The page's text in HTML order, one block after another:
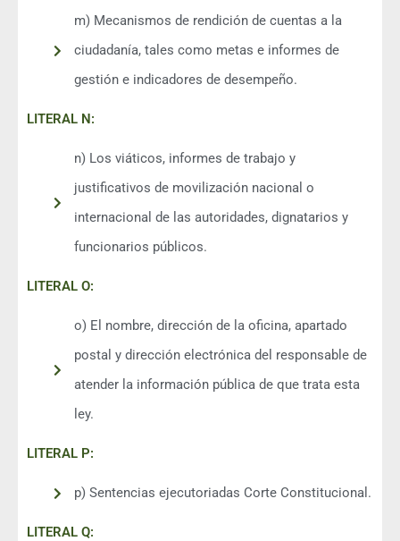
m) Mecanismos de rendición de cuentas a la
ciudadanía, tales como metas e informes de
gestión e indicadores de desempeño.
LITERAL N:
n) Los viáticos, informes de trabajo y
justificativos de movilización nacional o
internacional de las autoridades, dignatarios y
funcionarios públicos.
LITERAL O:
o) El nombre, dirección de la oficina, apartado
postal y dirección electrónica del responsable de
atender la información pública de que trata esta
ley.
LITERAL P:
p) Sentencias ejecutoriadas Corte Constitucional.
LITERAL Q: